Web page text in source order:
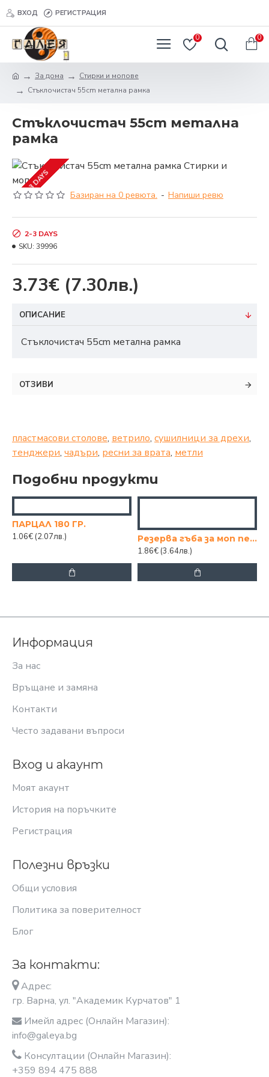
ВХОД РЕГИСТРАЦИЯ
0 0
За дома
Стирки и мопове
Стъклочистач 55cm метaлна рамка
Стъклочистач 55cm метaлна
рамка
2-3 DAYS Базиран на 0 ревюта. - Напиши ревю
3.73€ (7.30лв.)
2-3 DAYS
SKU: 39996
ОПИСАНИЕ
Стъклочистач 55cm метaлна рамка
ОТЗИВИ
пластмасови столове, ветрило, сушилници за дрехи,
тенджери, чадъри, ресни за врата, метли
Подобни продукти
ПАРЦАЛ 180 ГР.
1.06€ (2.07лв.)
Резерва гъба за моп пеперуда 28cm.
1.86€ (3.64лв.)
Информация
За нас
Връщане и замяна
Контакти
Често задавани въпроси
Вход и акаунт
Моят акаунт
История на поръчките
Регистрация
Полезни връзки
Общи условия
Политика за поверителност
Блог
За контакти:
Адрес:
гр. Варна, ул. "Академик Курчатов" 1
Имейл адрес (Онлайн Магазин):
info@galeya.bg
Консултации (Онлайн Магазин):
+359 894 475 888